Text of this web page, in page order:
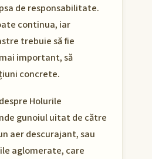
de responsabilitate.
continua, iar
trebuie să fie
important, să
concrete.
Holurile
gunoiul uitat de către
aer descurajant, sau
aglomerate, care